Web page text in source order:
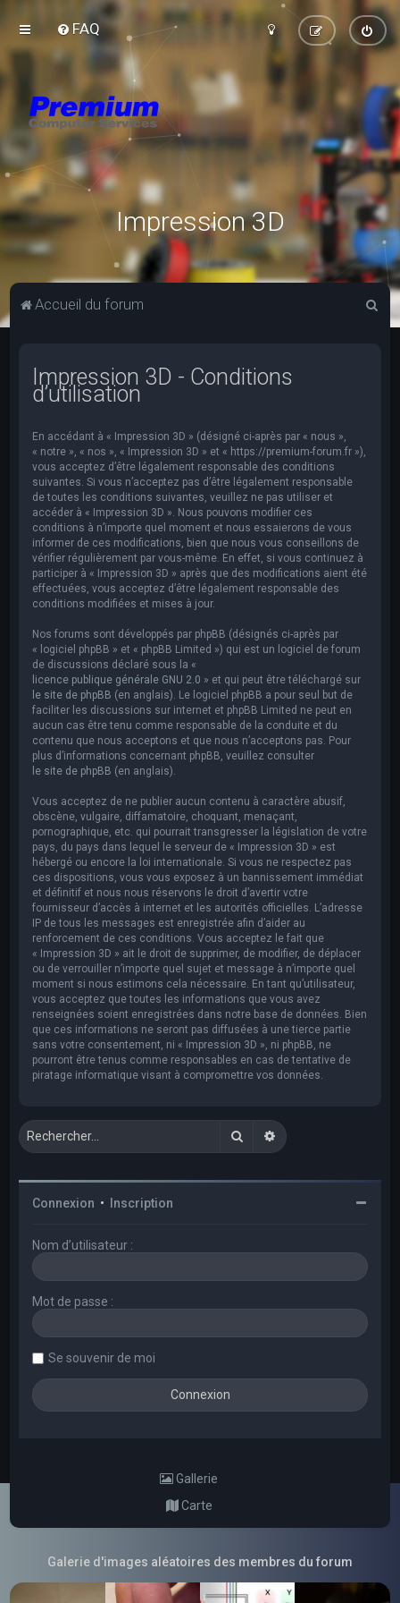
FAQ
Impression 3D
Accueil du forum
Impression 3D - Conditions
d’utilisation
En accédant à « Impression 3D » (désigné ci-après par « nous »,
« notre », « nos », « Impression 3D » et « https://premium-forum.fr »),
vous acceptez d’être légalement responsable des conditions
suivantes. Si vous n’acceptez pas d’être légalement responsable
de toutes les conditions suivantes, veuillez ne pas utiliser et
accéder à « Impression 3D ». Nous pouvons modifier ces
conditions à n’importe quel moment et nous essaierons de vous
informer de ces modifications, bien que nous vous conseillons de
vérifier régulièrement par vous-même. En effet, si vous continuez à
participer à « Impression 3D » après que des modifications aient été
effectuées, vous acceptez d’être légalement responsable des
conditions modifiées et mises à jour.
Nos forums sont développés par phpBB (désignés ci-après par
« logiciel phpBB » et « phpBB Limited ») qui est un logiciel de forum
de discussions déclaré sous la «
licence publique générale GNU 2.0 » et qui peut être téléchargé sur
le site de phpBB (en anglais). Le logiciel phpBB a pour seul but de
faciliter les discussions sur internet et phpBB Limited ne peut en
aucun cas être tenu comme responsable de la conduite et du
contenu que nous acceptons et que nous n’acceptons pas. Pour
plus d’informations concernant phpBB, veuillez consulter
le site de phpBB (en anglais).
Vous acceptez de ne publier aucun contenu à caractère abusif,
obscène, vulgaire, diffamatoire, choquant, menaçant,
pornographique, etc. qui pourrait transgresser la législation de votre
pays, du pays dans lequel le serveur de « Impression 3D » est
hébergé ou encore la loi internationale. Si vous ne respectez pas
ces dispositions, vous vous exposez à un bannissement immédiat
et définitif et nous nous réservons le droit d’avertir votre
fournisseur d’accès à internet et les autorités officielles. L’adresse
IP de tous les messages est enregistrée afin d’aider au
renforcement de ces conditions. Vous acceptez le fait que
« Impression 3D » ait le droit de supprimer, de modifier, de déplacer
ou de verrouiller n’importe quel sujet et message à n’importe quel
moment si nous estimons cela nécessaire. En tant qu’utilisateur,
vous acceptez que toutes les informations que vous avez
renseignées soient enregistrées dans notre base de données. Bien
que ces informations ne seront pas diffusées à une tierce partie
sans votre consentement, ni « Impression 3D », ni phpBB, ne
pourront être tenus comme responsables en cas de tentative de
piratage informatique visant à compromettre vos données.
RechercherRecherche avancée
Connexion • Inscription
Nom d’utilisateur :
Mot de passe :
Se souvenir de moi
Gallerie
Carte
Galerie d'images aléatoires des membres du forum